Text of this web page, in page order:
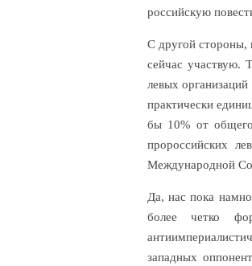
российскую
С другой стороны,
сейчас участвую.
левых
практически
бы 10% от
пророссийских
Международной
Да, нас пока
более четко
западных